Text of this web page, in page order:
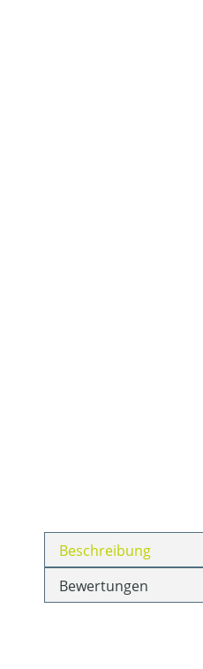
Beschreibung
Bewertungen